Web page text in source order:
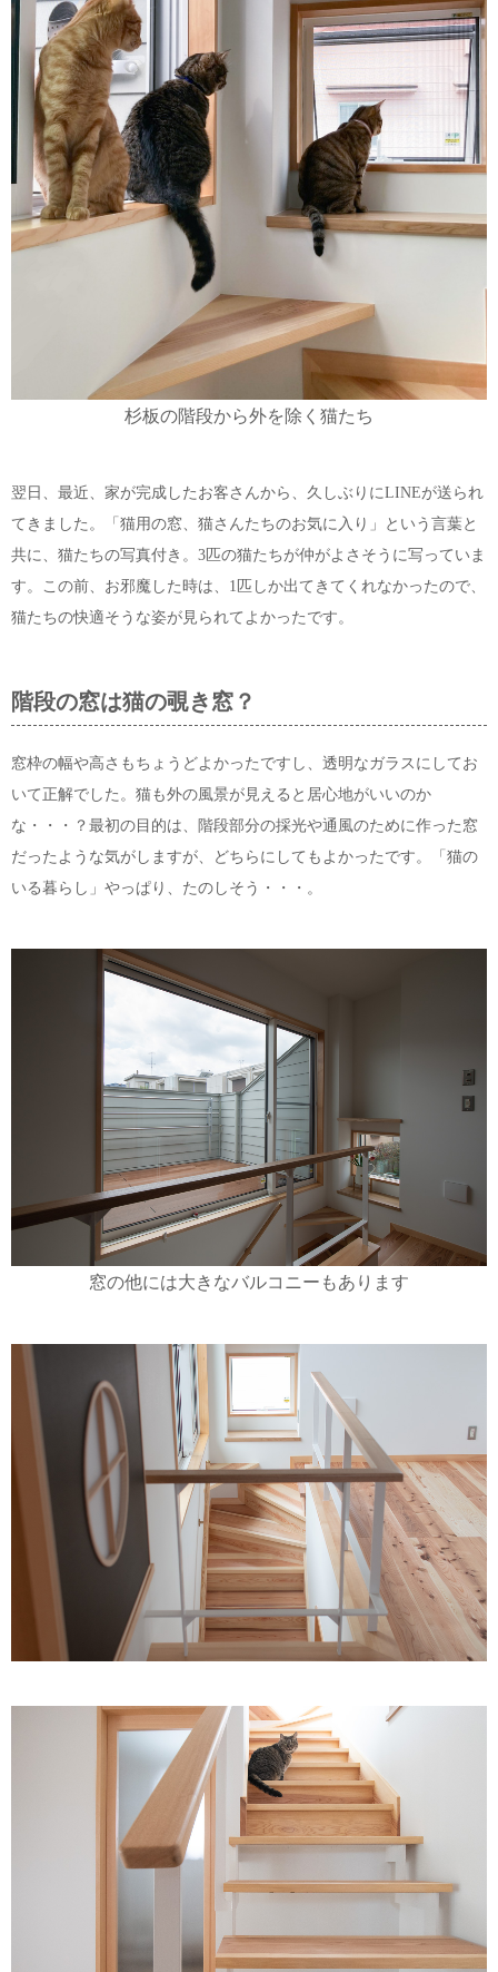
杉板の階段から外を除く猫たち
翌日、最近、家が完成したお客さんから、久しぶりにLINEが送られ
てきました。「猫用の窓、猫さんたちのお気に入り」という言葉と
共に、猫たちの写真付き。3匹の猫たちが仲がよさそうに写っていま
す。この前、お邪魔した時は、1匹しか出てきてくれなかったので、
猫たちの快適そうな姿が見られてよかったです。
階段の窓は猫の覗き窓？
窓枠の幅や高さもちょうどよかったですし、透明なガラスにしてお
いて正解でした。猫も外の風景が見えると居心地がいいのか
な・・・？最初の目的は、階段部分の採光や通風のために作った窓
だったような気がしますが、どちらにしてもよかったです。「猫の
いる暮らし」やっぱり、たのしそう・・・。
窓の他には大きなバルコニーもあります